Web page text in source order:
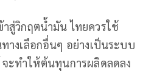
าสู่วิกฤตน้ำมัน ไทยควรใช้
างเลือกอื่นๆ อย่างเป็นระบบ
จะทำให้ต้นทุนการผลิดลดลง